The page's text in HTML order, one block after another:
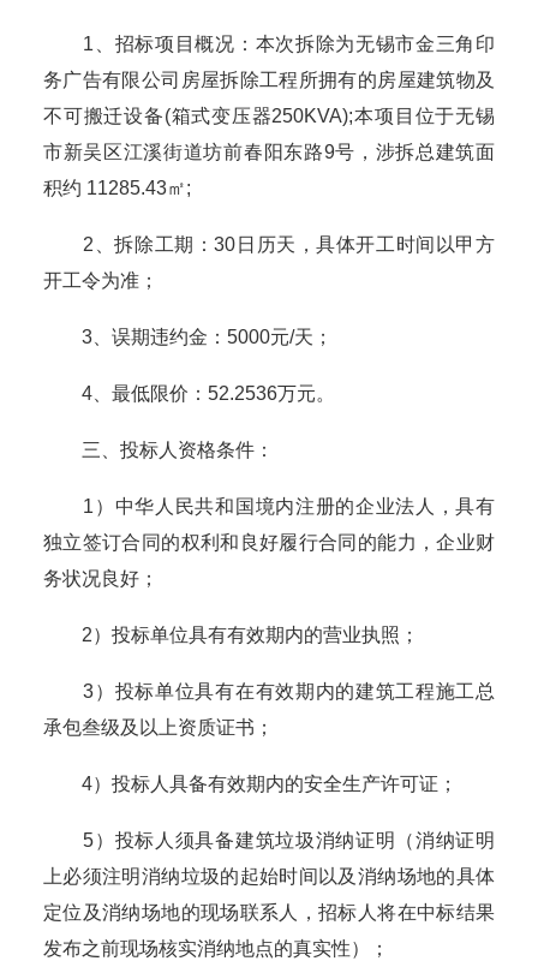
1、招标项目概况：本次拆除为无锡市金三角印
务广告有限公司房屋拆除工程所拥有的房屋建筑物及
不可搬迁设备(箱式变压器250KVA);本项目位于无锡
市新吴区江溪街道坊前春阳东路9号，涉拆总建筑面
积约 11285.43㎡;
2、拆除工期：30日历天，具体开工时间以甲方
开工令为准；
3、误期违约金：5000元/天；
4、最低限价：52.2536万元。
三、投标人资格条件：
1）中华人民共和国境内注册的企业法人，具有
独立签订合同的权利和良好履行合同的能力，企业财
务状况良好；
2）投标单位具有有效期内的营业执照；
3）投标单位具有在有效期内的建筑工程施工总
承包叁级及以上资质证书；
4）投标人具备有效期内的安全生产许可证；
5）投标人须具备建筑垃圾消纳证明（消纳证明
上必须注明消纳垃圾的起始时间以及消纳场地的具体
定位及消纳场地的现场联系人，招标人将在中标结果
发布之前现场核实消纳地点的真实性）；